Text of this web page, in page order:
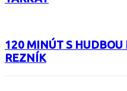
120 MINÚT S HUDBOU
REZNÍK